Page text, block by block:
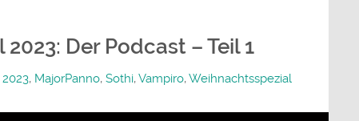
Der Podcast – Teil 1
2023, MajorPanno, Sothi,Vampiro,Weihnachtsspezial
Pfeiltasten